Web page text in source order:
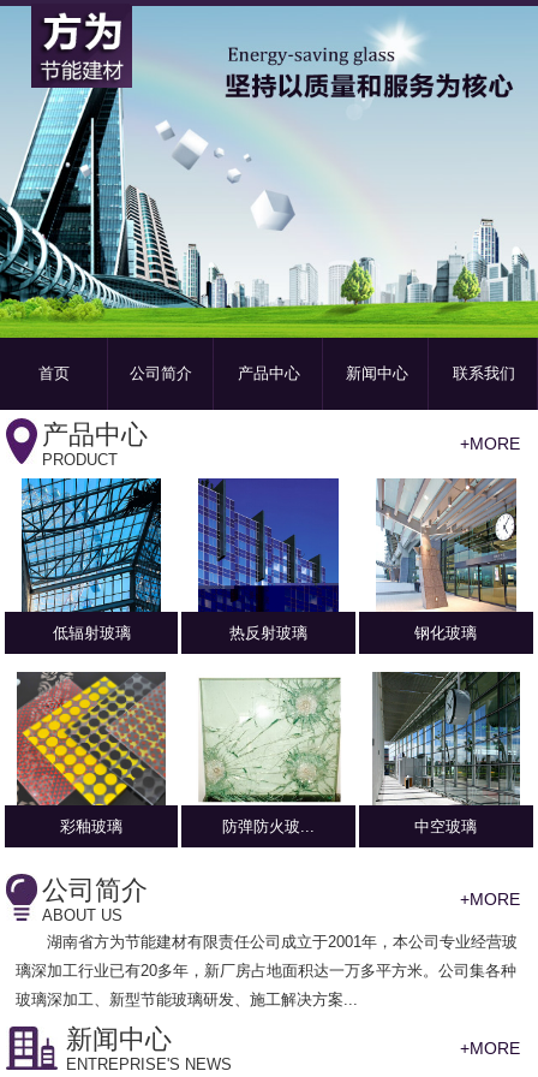
首页 公司简介 产品中心 新闻中心 联系我们
产品中心
PRODUCT
+MORE
低辐射玻璃 热反射玻璃 钢化玻璃
彩釉玻璃 防弹防火玻... 中空玻璃
公司简介
ABOUT US
+MORE
湖南省方为节能建材有限责任公司 成立于2001年，本公司专业经营玻
璃深加工行业已有20多年，新厂房占地面积达一万多平方米。公司集各种
玻璃深加工、新型节能玻璃研发、施工解决方案...
新闻中心
ENTREPRISE'S NEWS
+MORE